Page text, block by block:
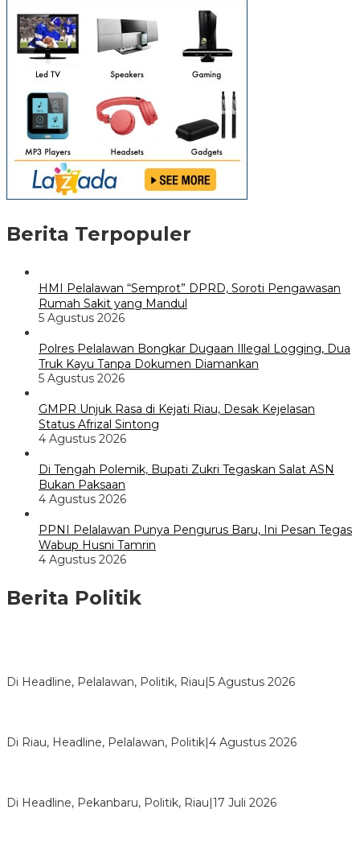
Berita Terpopuler
HMI Pelalawan “Semprot” DPRD, Soroti Pengawasan
Rumah Sakit yang Mandul
5 Agustus 2026
Polres Pelalawan Bongkar Dugaan Illegal Logging, Dua
Truk Kayu Tanpa Dokumen Diamankan
5 Agustus 2026
GMPR Unjuk Rasa di Kejati Riau, Desak Kejelasan
Status Afrizal Sintong
4 Agustus 2026
Di Tengah Polemik, Bupati Zukri Tegaskan Salat ASN
Bukan Paksaan
4 Agustus 2026
PPNI Pelalawan Punya Pengurus Baru, Ini Pesan Tegas
Wabup Husni Tamrin
4 Agustus 2026
Berita Politik
Di Headline, Pelalawan, Politik, Riau|5 Agustus 2026
Di Riau, Headline, Pelalawan, Politik|4 Agustus 2026
Di Headline, Pekanbaru, Politik, Riau|17 Juli 2026